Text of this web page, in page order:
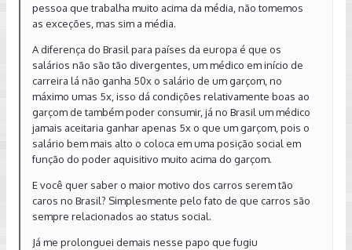
pessoa que trabalha muito acima da média, não tomemos
as exceções, mas sim a média.
A diferença do Brasil para países da europa é que os
salários não são tão divergentes, um médico em início de
carreira lá não ganha 50x o salário de um garçom, no
máximo umas 5x, isso dá condições relativamente boas ao
garçom de também poder consumir, já no Brasil um médico
jamais aceitaria ganhar apenas 5x o que um garçom, pois o
salário bem mais alto o coloca em uma posição social em
função do poder aquisitivo muito acima do garçom.
E você quer saber o maior motivo dos carros serem tão
caros no Brasil? Simplesmente pelo fato de que carros são
sempre relacionados ao status social.
Já me prolonguei demais nesse papo que fugiu